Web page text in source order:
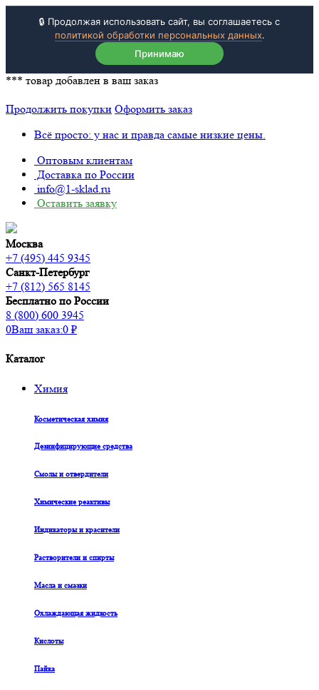
🔒 Продолжая использовать сайт, вы соглашаетесь с
политикой обработки персональных данных.
Принимаю
*** товар добавлен в ваш заказ
Продолжить покупки Оформить заказ
Всё просто: у нас и правда самые низкие цены.
Оптовым клиентам
Доставка по России
info@1-sklad.ru
Оставить заявку
Москва
+7 (495) 445 9345
Санкт-Петербург
+7 (812) 565 8145
Бесплатно по России
8 (800) 600 3945
0Ваш заказ:0 ₽
Каталог
Химия
Косметическая химия
Дезинфицирующие средства
Смолы и отвердители
Химические реактивы
Индикаторы и красители
Растворители и спирты
Масла и смазки
Охлаждающая жидкость
Кислоты
Пайка